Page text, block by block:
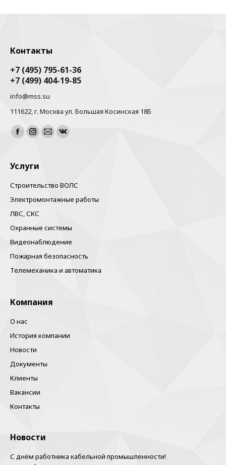
Контакты
+7 (495) 795-61-36
+7 (499) 404-19-85
info@mss.su
111622, г. Москва ул. Большая Косинская 18Б
Найдите нас:
FacebookInstagram
ПочтаВконтакте
Услуги
Строительство ВОЛС
Электромонтажные работы
ЛВС, СКС
Охранные системы
Видеонаблюдение
Пожарная безопасность
Телемеханика и автоматика
Компания
О нас
История компании
Новости
Документы
Клиенты
Вакансии
Контакты
Новости
С днём работника кабельной промышленности!